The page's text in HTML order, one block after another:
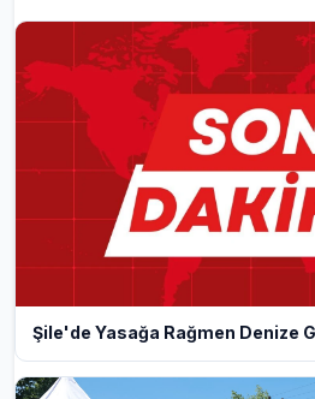
Şile'de Yasağa Rağmen Denize